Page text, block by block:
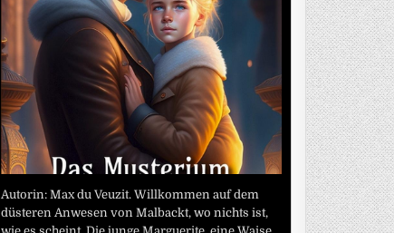
Autorin: Max du Veuzit. Willkommen auf dem
düsteren Anwesen von Malbackt, wo nichts ist,
wie es scheint. Die junge Marguerite, eine Waise,